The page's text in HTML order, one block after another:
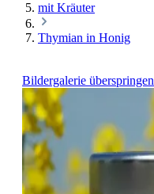
mit Kräuter
Thymian in Honig
Bildergalerie überspringen